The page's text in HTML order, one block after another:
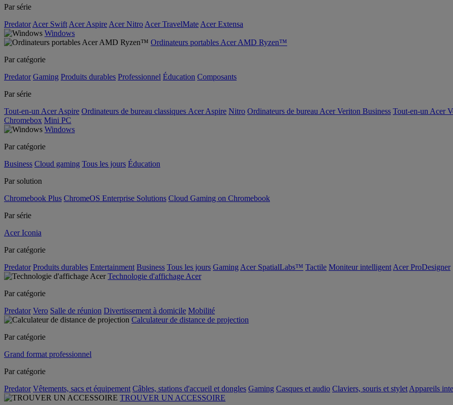
Par série
Predator Acer Swift Acer Aspire Acer Nitro Acer TravelMate Acer Extensa
Windows
Ordinateurs portables Acer AMD Ryzen™
Par catégorie
Predator Gaming Produits durables Professionnel Éducation Composants
Par série
Tout-en-un Acer Aspire Ordinateurs de bureau classiques Acer Aspire Nitro Ordinateurs de bureau Acer Veriton Business Tout-en-un Acer
Chromebox Mini PC
Windows
Par catégorie
Business Cloud gaming Tous les jours Éducation
Par solution
Chromebook Plus ChromeOS Enterprise Solutions Cloud Gaming on Chromebook
Par série
Acer Iconia
Par catégorie
Predator Produits durables Entertainment Business Tous les jours Gaming Acer SpatialLabs™ Tactile Moniteur intelligent Acer ProDesigner
Technologie d'affichage Acer
Par catégorie
Predator Vero Salle de réunion Divertissement à domicile Mobilité
Calculateur de distance de projection
Par catégorie
Grand format professionnel
Par catégorie
Predator Vêtements, sacs et équipement Câbles, stations d'accueil et dongles Gaming Casques et audio Claviers, souris et stylet Appareils
TROUVER UN ACCESSOIRE